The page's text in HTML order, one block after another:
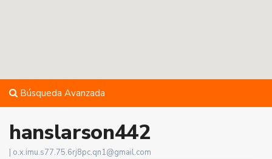
Búsqueda Avanzada
hanslarson442
o.x.imu.s77.75.6rj8pc.qn1@gmail.com